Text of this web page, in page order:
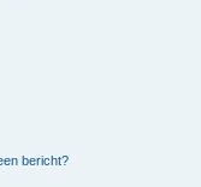
bericht?